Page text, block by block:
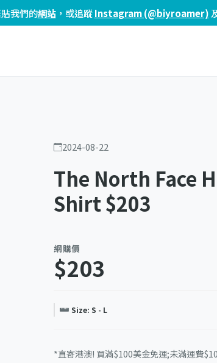
我們的網站，或追蹤Instagram (@biyroamer)
2024-08-22
The North Face
Shirt $203
網購價
$203
Size: S - L
*直寄港澳! 買滿$100美金免運;未滿運費